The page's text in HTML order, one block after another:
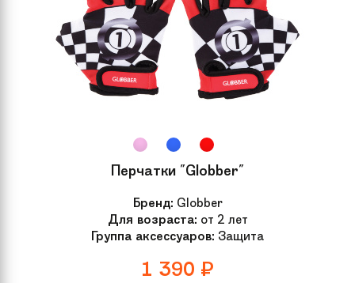
Перчатки "Globber"
Бренд: Globber
Для возраста: от 2 лет
Группа аксессуаров: Защита
1 390 ₽